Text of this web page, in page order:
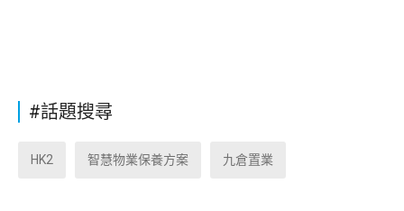
#話題搜尋
HK2 智慧物業保養方案 九倉置業